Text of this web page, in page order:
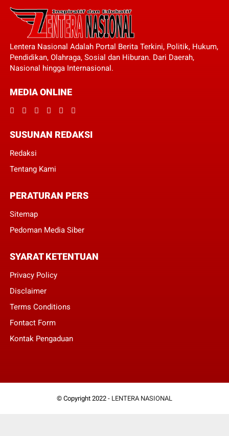
Lentera Nasional Adalah Portal Berita Terkini, Politik, Hukum,
Pendidikan, Olahraga, Sosial dan Hiburan. Dari Daerah,
Nasional hingga Internasional.
MEDIA ONLINE
SUSUNAN REDAKSI
Redaksi
Tentang Kami
PERATURAN PERS
Sitemap
Pedoman Media Siber
SYARAT KETENTUAN
Privacy Policy
Disclaimer
Terms Conditions
Fontact Form
Kontak Pengaduan
© Copyright 2022 - LENTERA NASIONAL